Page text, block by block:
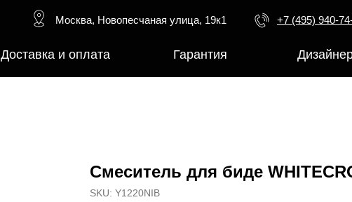
Москва, Новопесчаная улица, 19к1 +7 (495) 940-
Доставка и оплата Гарантия
Смеситель для биде
SKU: Y1220NIB